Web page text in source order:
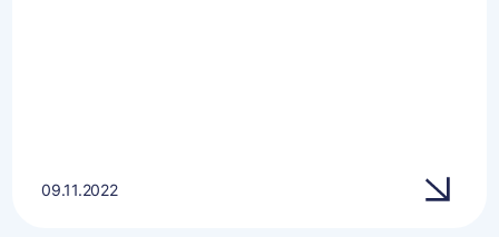
09.11.2022